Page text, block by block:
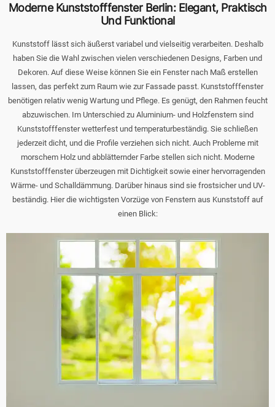
Moderne Kunststofffenster Berlin: Elegant, Praktisch
Und Funktional
Kunststoff lässt sich äußerst variabel und vielseitig verarbeiten. Deshalb
haben Sie die Wahl zwischen vielen verschiedenen Designs, Farben und
Dekoren. Auf diese Weise können Sie ein Fenster nach Maß erstellen
lassen, das perfekt zum Raum wie zur Fassade passt. Kunststofffenster
benötigen relativ wenig Wartung und Pflege. Es genügt, den Rahmen feucht
abzuwischen. Im Unterschied zu Aluminium- und Holzfenstern sind
Kunststofffenster wetterfest und temperaturbeständig. Sie schließen
jederzeit dicht, und die Profile verziehen sich nicht. Auch Probleme mit
morschem Holz und abblätternder Farbe stellen sich nicht. Moderne
Kunststofffenster überzeugen mit Dichtigkeit sowie einer hervorragenden
Wärme- und Schalldämmung. Darüber hinaus sind sie frostsicher und UV-
beständig. Hier die wichtigsten Vorzüge von Fenstern aus Kunststoff auf
einen Blick: